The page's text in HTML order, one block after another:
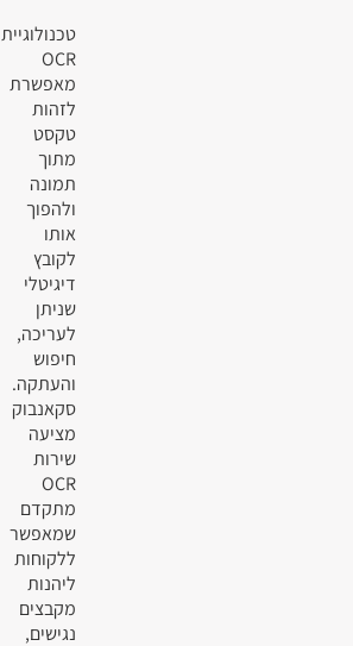
טכנולוגיית
OCR
מאפשרת
לזהות
טקסט
מתוך
תמונה
ולהפוך
אותו
לקובץ
דיגיטלי
שניתן
לעריכה,
חיפוש
והעתקה.
סקאנבוק
מציעה
שירות
OCR
מתקדם
שמאפשר
ללקוחות
ליהנות
מקבצים
נגישים,